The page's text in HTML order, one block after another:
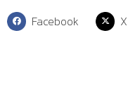
Facebook X